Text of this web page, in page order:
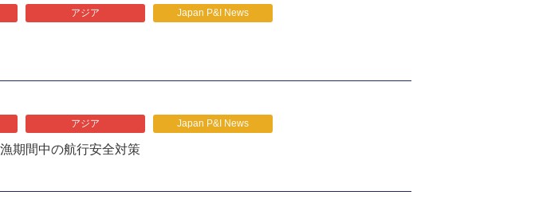
アジア Japan P&I News
アジア Japan P&I News
期間中の航行安全対策